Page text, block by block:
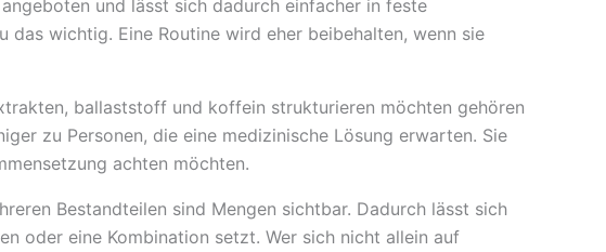
und lässt sich dadurch einfacher in feste
das wichtig. Eine Routine wird eher beibehalten, wenn sie
ballaststoff und koffein strukturieren möchten gehören
zu Personen, die eine medizinische Lösung erwarten. Sie
achten möchten.
Bestandteilen sind Mengen sichtbar. Dadurch lässt sich
oder eine Kombination setzt. Wer sich nicht allein auf